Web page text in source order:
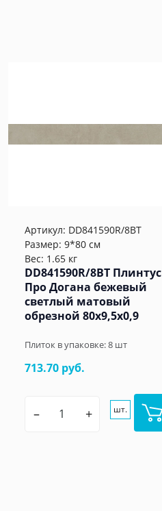
Артикул: DD841590R/8BT
Размер: 9*80 см
Вес: 1.65 кг
DD841590R/8BT Плинтус
Про Догана бежевый
светлый матовый
обрезной 80x9,5x0,9
Плиток в упаковке:8 шт
713.70 руб.
– + шт.